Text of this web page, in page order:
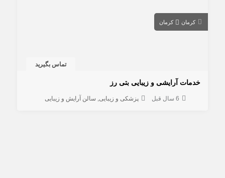
کرمان کرمان
تماس بگیرید
خدمات آرایشی و زیبایی بتی رز
6 سال قبل پزشکی و زیبایی سالن آرایش و زیبایی